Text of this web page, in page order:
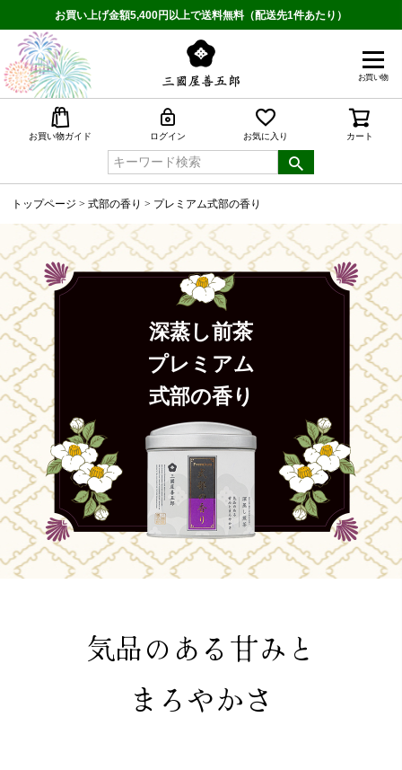
お買い上げ金額5,400円以上で送料無料（配送先1件あたり）
お買い物
お買い物ガイド ログイン お気に入り カート
トップページ 式部の香り プレミアム式部の香り
深蒸し前茶
プレミアム
式部の香り
気品のある甘みと
まろやかさ